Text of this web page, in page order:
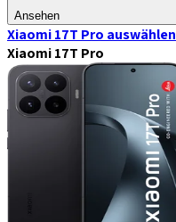
Ansehen
Xiaomi 17T Pro auswählen
Xiaomi 17T Pro